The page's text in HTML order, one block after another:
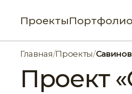
ПроектыПортфолио
Главная/Проекты/Савинов
Проект